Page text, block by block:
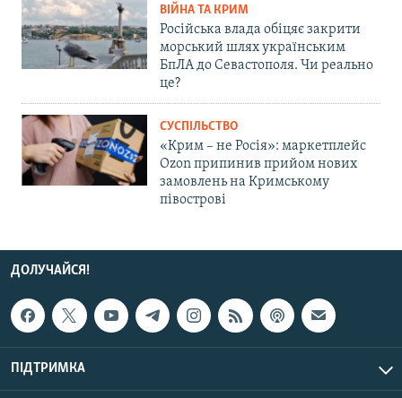
ВІЙНА ТА КРИМ
Російська влада обіцяє закрити
морський шлях українським
БпЛА до Севастополя. Чи реально
це?
СУСПІЛЬСТВО
«Крим – не Росія»: маркетплейс
Ozon припинив прийом нових
замовлень на Кримському
півострові
ДОЛУЧАЙСЯ!
ПІДТРИМКА